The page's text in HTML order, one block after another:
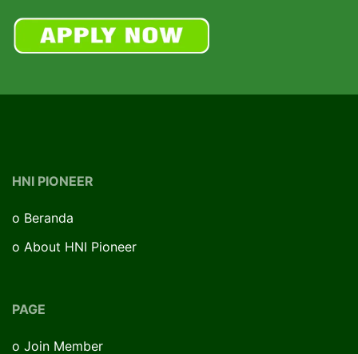
HNI PIONEER
o Beranda
o About HNI Pioneer
PAGE
o Join Member